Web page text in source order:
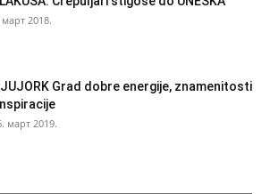
2018.
Grad dobre energije, znamenitosti
март 2019.